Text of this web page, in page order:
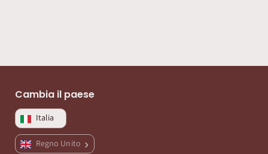
Cambia il paese
Italia
Regno Unito